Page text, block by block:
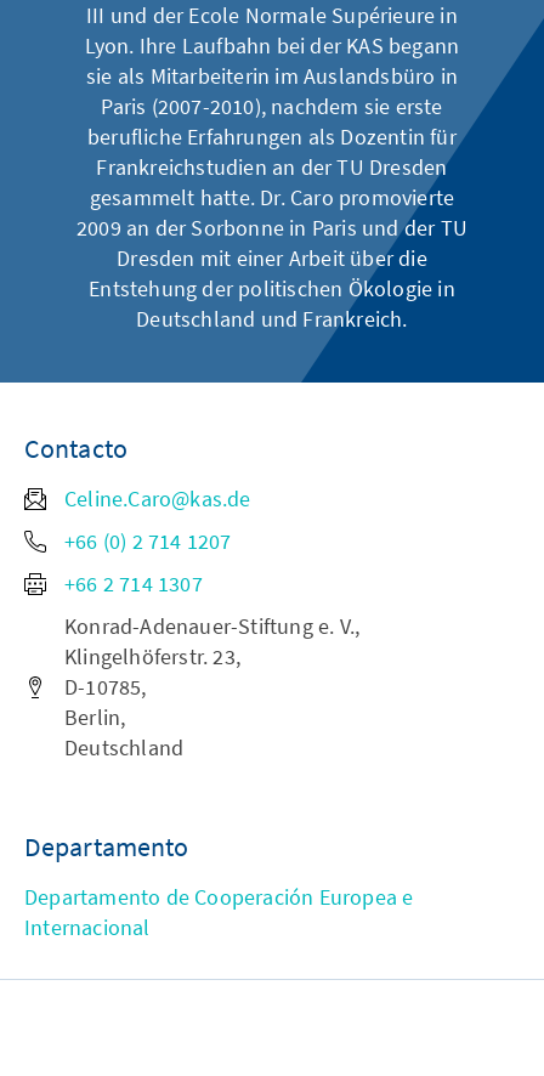
III und der Ecole Normale Supérieure in
Lyon. Ihre Laufbahn bei der KAS begann
sie als Mitarbeiterin im Auslandsbüro in
Paris (2007-2010), nachdem sie erste
berufliche Erfahrungen als Dozentin für
Frankreichstudien an der TU Dresden
gesammelt hatte. Dr. Caro promovierte
2009 an der Sorbonne in Paris und der TU
Dresden mit einer Arbeit über die
Entstehung der politischen Ökologie in
Deutschland und Frankreich.
Contacto
Celine.Caro@kas.de
+66 (0) 2 714 1207
+66 2 714 1307
Konrad-Adenauer-Stiftung e. V.,
Klingelhöferstr. 23,
D-10785,
Berlin,
Deutschland
Departamento
Departamento de Cooperación Europea e
Internacional